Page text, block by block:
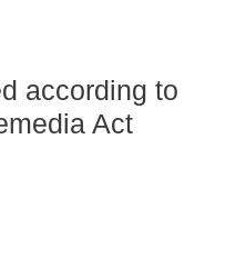
according to
Act